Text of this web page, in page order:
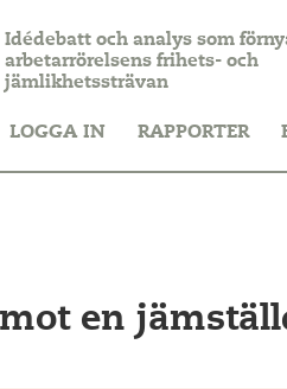
Idédebatt och analys som
arbetarrörelsens frihets- och
jämlikhetssträvan
LOGGA IN RAPPORTER
en